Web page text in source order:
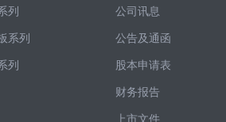
列
系列
列
公司讯息
公告及通函
股本申请表
财务报告
上市文件